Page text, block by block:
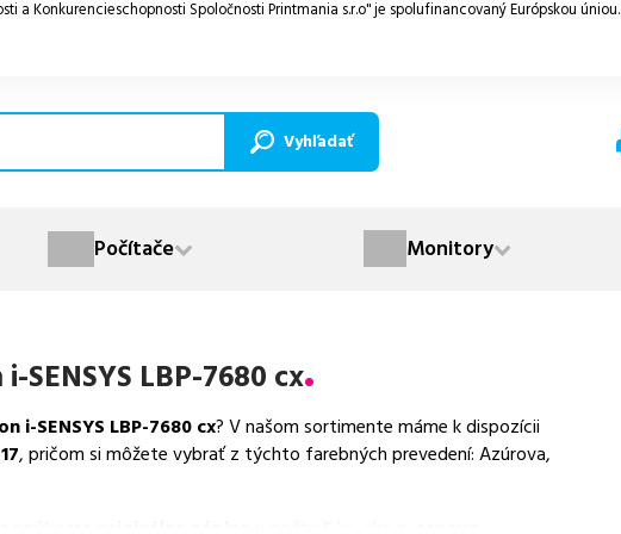
a Konkurencieschopnosti Spoločnosti Printmania s.r.o" je spolufinancovaný Európskou úniou.
Vyhľadať
Počítače Monitory
i-SENSYS LBP-7680 cx
i-SENSYS LBP-7680 cx? V našom sortimente máme k dispozícii
17, pričom si môžete vybrať z týchto farebných prevedení: Azúrova,